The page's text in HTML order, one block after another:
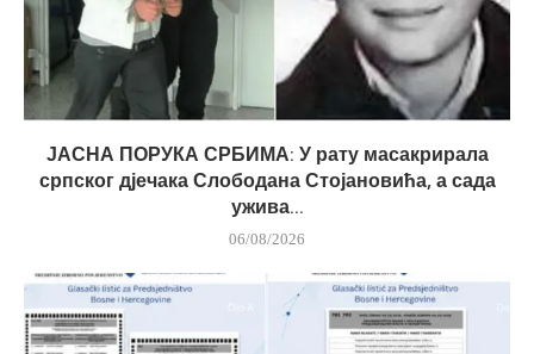
ЈАСНА ПОРУКА СРБИМА: У рату масакрирала
српског дјечака Слободана Стојановића, а сада
ужива...
06/08/2026